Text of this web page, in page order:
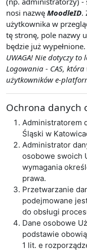
nosi nazwę MoodleID.
użytkownika w
tę stronę, pole nazwy
będzie już wypełnione.
UWAGA! Nie dotyczy
Logowania - CAS,
użytkowników e-
Ochrona danych
Administratorem
Śląski w
Administrator
osobowe swoich
wymagania
prawa.
Przetwarzanie
podejmowane
do obsługi
Dane osobowe
podstawie
1 lit. e